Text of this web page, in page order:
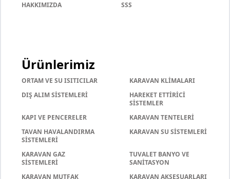
HAKKIMIZDA
SSS
Ürünlerimiz
ORTAM VE SU ISITICILAR
KARAVAN KLİMALARI
DIŞ ALIM SİSTEMLERİ
HAREKET ETTİRİCİ
SİSTEMLER
KAPI VE PENCERELER
KARAVAN TENTELERİ
TAVAN HAVALANDIRMA
SİSTEMLERİ
KARAVAN SU SİSTEMLERİ
KARAVAN GAZ
SİSTEMLERİ
TUVALET BANYO VE
SANİTASYON
KARAVAN MUTFAK
KARAVAN AKSESUARLARI